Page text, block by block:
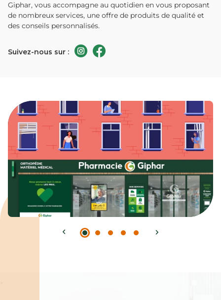
Giphar, vous accompagne au quotidien en vous proposant
de nombreux services, une offre de produits de qualité et
des conseils personnalisés.
Suivez-nous sur :